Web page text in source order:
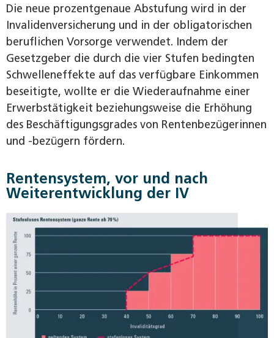
Die neue prozentgenaue Abstufung wird in der
Invalidenversicherung und in der obligatorischen
beruflichen Vorsorge verwendet. Indem der
Gesetzgeber die durch die vier Stufen bedingten
Schwelleneffekte auf das verfügbare Einkommen
beseitigte, wollte er die Wiederaufnahme einer
Erwerbstätigkeit beziehungsweise die Erhöhung
des Beschäftigungsgrades von Rentenbezügerinnen
und -bezügern fördern.
Rentensystem, vor und nach
Weiterentwicklung der IV